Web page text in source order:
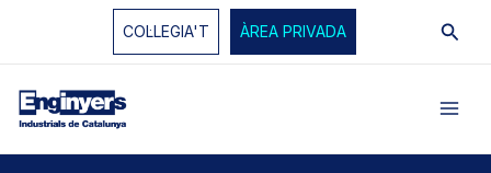
COL·LEGIA'T ÀREA PRIVADA